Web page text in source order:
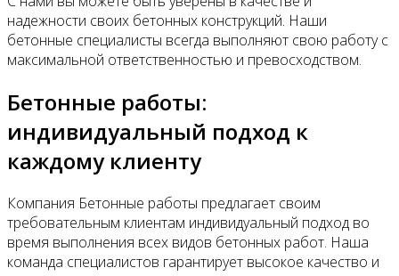
надежности своих бетонных конструкций. Наши
бетонные специалисты всегда выполняют свою работу с
максимальной ответственностью и превосходством.
Бетонные работы:
индивидуальный подход к
каждому клиенту
Компания Бетонные работы предлагает своим
требовательным клиентам индивидуальный подход во
время выполнения всех видов бетонных работ. Наша
команда специалистов гарантирует высокое качество и